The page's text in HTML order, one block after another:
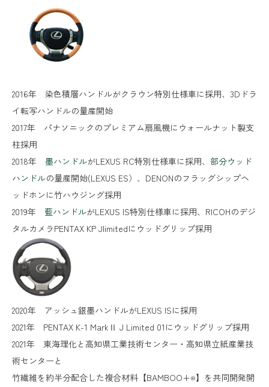
2016年 染色積層ハンドルがクラウン特別仕様車に採用、3Dドラ
イ転写ハンドルの量産開始
2017年 パナソニックのプレミアム扇風機にウォールナット製支
柱採用
2018年 墨ハンドルがLEXUS RC特別仕様車に採用、 部分ウッド
ハンドルの量産開始(LEXUS ES）、DENONのフラッグシップヘ
ッドホンに竹ハウジング採用
2019年 藍ハンドルがLEXUS IS特別仕様車に採用、RICOHのデジ
タルカメラPENTAX KP Jlimitedにウッドグリップ採用
2020年 アッシュ銀墨ハンドルがLEXUS ISに採用
2021年 PENTAX K-1 MarkⅡ J Limited 01にウッドグリップ採用
2021年 東海理化と高知県工業技術センター・高知県立紙産業技
術センターと
竹繊維を約半分配合した複合材料【BAMBOO+®】を共同開発開